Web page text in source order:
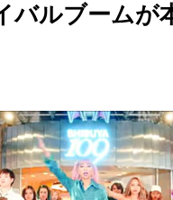
バルブームが